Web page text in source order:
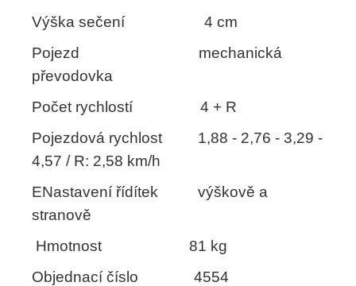
Výška sečení 4 cm
Pojezd mechanická
převodovka
Počet rychlostí 4 + R
Pojezdová rychlost 1,88 - 2,76 - 3,29 -
4,57 / R: 2,58 km/h
ENastavení řídítek výškově a
stranově
Hmotnost 81 kg
Objednací číslo 4554